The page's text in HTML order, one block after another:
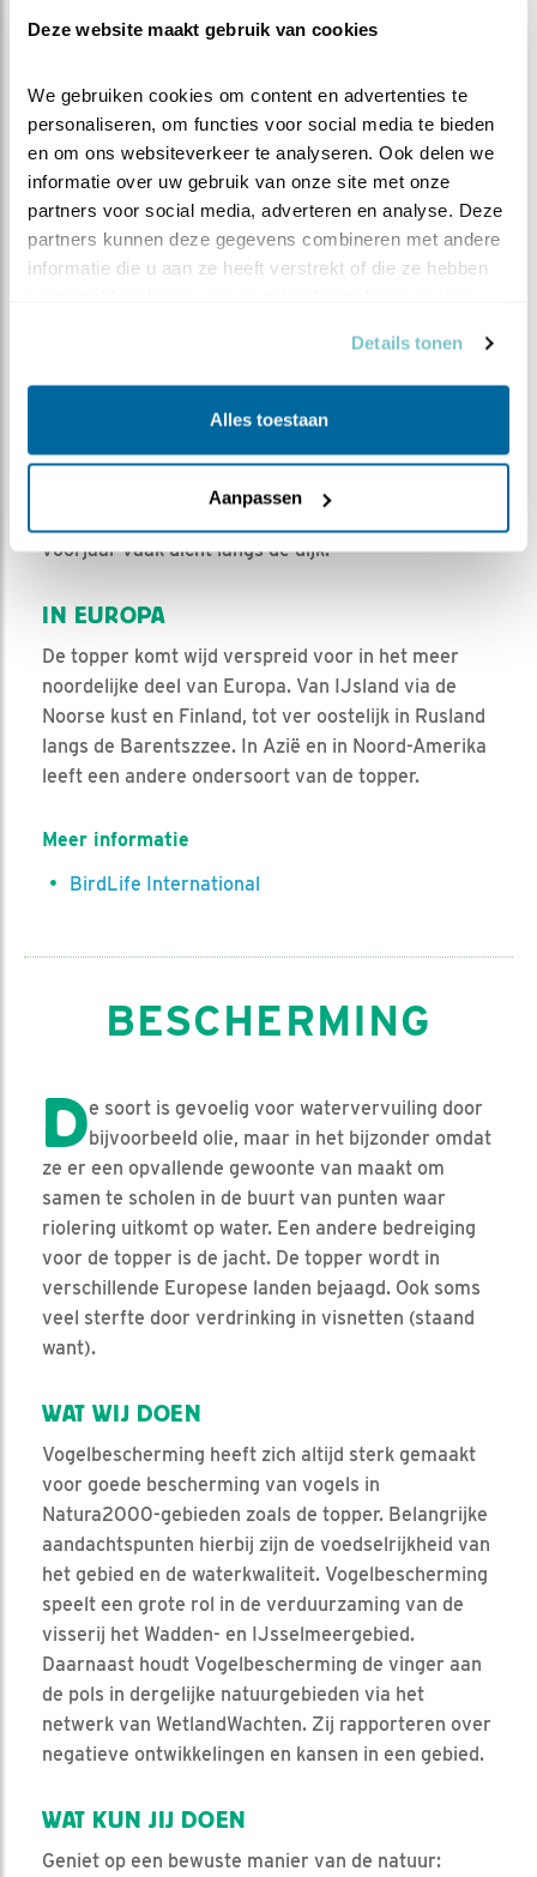
Deze website maakt gebruik van cookies
We gebruiken cookies om content en advertenties te
personaliseren, om functies voor social media te bieden
en om ons websiteverkeer te analyseren. Ook delen we
informatie over uw gebruik van onze site met onze
partners voor social media, adverteren en analyse. Deze
partners kunnen deze gegevens combineren met andere
informatie die u aan ze heeft verstrekt of die ze hebben
Details tonen
Alles toestaan
Aanpassen
OpenStreetMapcontributors ©
In de winter vormen het IJsselmeer en de
Waddenzee een bolwerk voor grote groepen
voorjaar vaak dicht langs de dijk.
IN EUROPA
De topper komt wijd verspreid voor in het meer
noordelijke deel van Europa. Van IJsland via de
Noorse kust en Finland, tot ver oostelijk in Rusland
langs de Barentszzee. In Azië en in Noord-Amerika
leeft een andere ondersoort van de topper.
Meer informatie
BirdLife International
BESCHERMING
De soort is gevoelig voor watervervuiling door
bijvoorbeeld olie, maar in het bijzonder omdat
ze er een opvallende gewoonte van maakt om
samen te scholen in de buurt van punten waar
riolering uitkomt op water. Een andere bedreiging
voor de topper is de jacht. De topper wordt in
verschillende Europese landen bejaagd. Ook soms
veel sterfte door verdrinking in visnetten (staand
want).
WAT WIJ DOEN
Vogelbescherming heeft zich altijd sterk gemaakt
voor goede bescherming van vogels in
Natura2000-gebieden zoals de topper. Belangrijke
aandachtspunten hierbij zijn de voedselrijkheid van
het gebied en de waterkwaliteit. Vogelbescherming
speelt een grote rol in de verduurzaming van de
visserij het Wadden- en IJsselmeergebied.
Daarnaast houdt Vogelbescherming de vinger aan
de pols in dergelijke natuurgebieden via het
netwerk van WetlandWachten. Zij rapporteren over
negatieve ontwikkelingen en kansen in een gebied.
WAT KUN JIJ DOEN
Geniet op een bewuste manier van de natuur: